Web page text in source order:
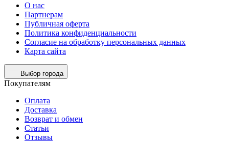
О нас
Партнерам
Публичная оферта
Политика конфиденциальности
Согласие на обработку персональных данных
Карта сайта
Выбор города
Покупателям
Оплата
Доставка
Возврат и обмен
Статьи
Отзывы